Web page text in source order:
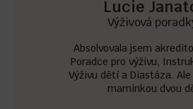
Lucie
Výživová
Absolvovala jsem
Poradce pro výživu,
Výživu dětí a Diastáza.
maminkou dvou